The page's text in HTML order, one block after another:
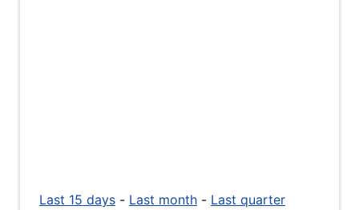
Last 15 days - Last month - Last quarter